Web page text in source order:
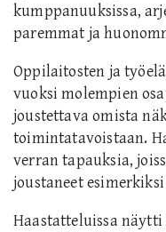
kumppanuuksissa,
paremmat ja
Oppilaitosten ja
vuoksi molempien
joustettava omista
toimintatavoistaan.
verran tapauksia,
joustaneet
Haastatteluissa